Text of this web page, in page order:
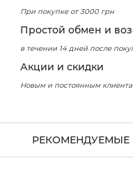
При покупке от 3000 грн
Простой обмен и
в течении 14 дней после
Акции и скидки
Новым и постоянным
РЕКОМЕНДУЕМЫЕ